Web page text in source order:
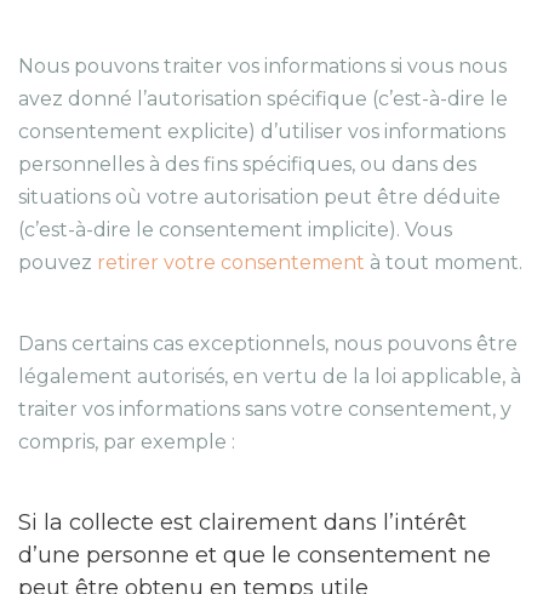
Nous pouvons traiter vos informations si vous nous
avez donné l’autorisation spécifique (c’est-à-dire le
consentement explicite) d’utiliser vos informations
personnelles à des fins spécifiques, ou dans des
situations où votre autorisation peut être déduite
(c’est-à-dire le consentement implicite). Vous
pouvez retirer votre consentement à tout moment.
Dans certains cas exceptionnels, nous pouvons être
légalement autorisés, en vertu de la loi applicable, à
traiter vos informations sans votre consentement, y
compris, par exemple :
Si la collecte est clairement dans l’intérêt
d’une personne et que le consentement ne
peut être obtenu en temps utile